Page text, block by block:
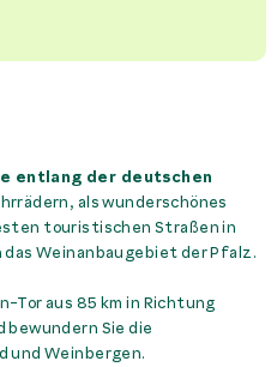
entlang der deutschen
als wunderschönes
touristischen Straßen in
Weinanbaugebiet der Pfalz.
Tor aus 85 km in Richtung
bewundern Sie die
und Weinbergen.